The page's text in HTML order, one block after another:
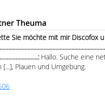
Theuma
Sie möchte mit mir Discofox
Hallo. Suche eine
[...], Plauen und Umgebung.